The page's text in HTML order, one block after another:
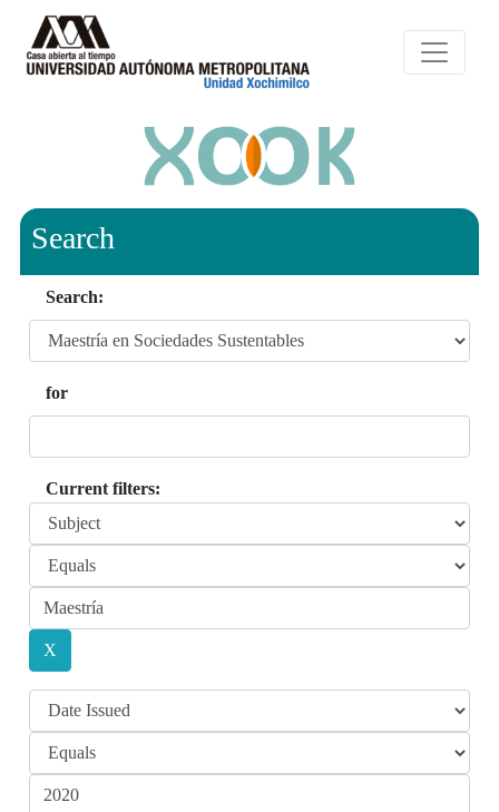
Search
Search:
for
Current filters: